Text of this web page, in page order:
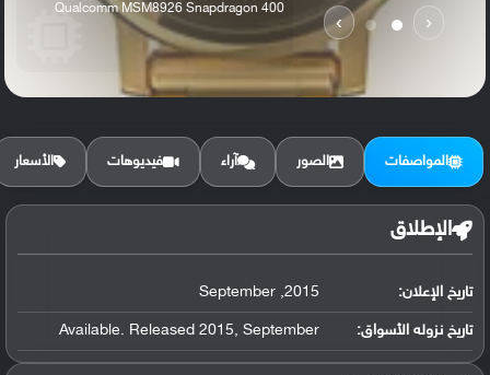
‹
›
Qualcomm MSM8926 Snapdragon 400
الرام / التخزين:
المواصفات الصور آراء فيديوهات الأسعار
الإطلاق
تاريخ الإعلان: 2015, September
تاريخ نزوله الأسواق: Available. Released 2015, September